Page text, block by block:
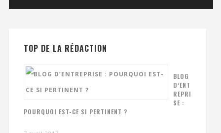
TOP DE LA RÉDACTION
BLOG
D’ENT
REPRI
SE :
POURQUOI EST-CE SI PERTINENT ?